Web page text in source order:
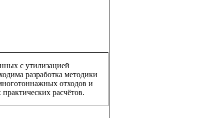
с утилизацией
разработка методики
отходов и
расчётов.